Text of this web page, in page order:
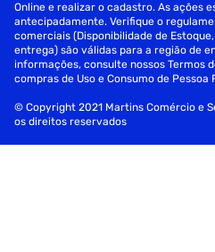
Online e realizar o cadastro. As ações
antecipadamente. Verifique o
comerciais (Disponibilidade de
entrega) são válidas para a região de
informações, consulte nossos Termos
compras de Uso e Consumo de Pessoa
© Copyright 2021 Martins Comércio e
os direitos reservados